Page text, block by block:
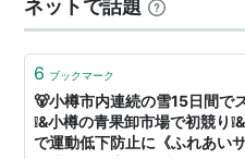
や、ビゼーの「カルメン」
を受けています。そのアリ
ネットで話題
6 ブックマーク
🐻小樽市内連続の雪15日間で
❕&小樽の青果卸市場で初競り
で運動低下防止に《ふれあい